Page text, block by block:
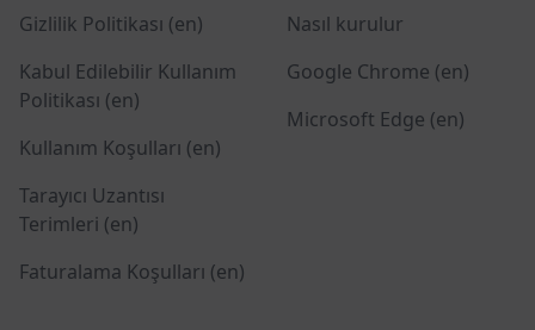
Gizlilik Politikası (en)
Kabul Edilebilir Kullanım
Politikası (en)
Kullanım Koşulları (en)
Tarayıcı Uzantısı
Terimleri (en)
Faturalama Koşulları (en)
Nasıl kurulur
Google Chrome (en)
Microsoft Edge (en)